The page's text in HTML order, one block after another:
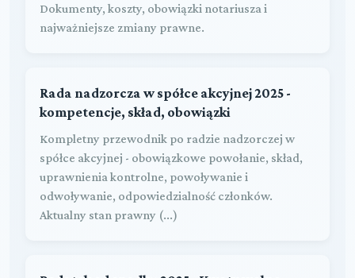
Dokumenty, koszty, obowiązki notariusza i
najważniejsze zmiany prawne.
Rada nadzorcza w spółce akcyjnej 2025 -
kompetencje, skład, obowiązki
Kompletny przewodnik po radzie nadzorczej w
spółce akcyjnej - obowiązkowe powołanie, skład,
uprawnienia kontrolne, powoływanie i
odwoływanie, odpowiedzialność członków.
Aktualny stan prawny (...)